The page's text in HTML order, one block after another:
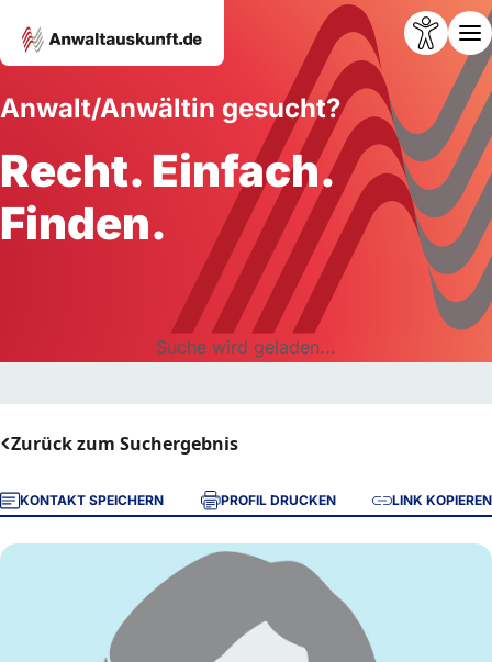
Anwalt/Anwältin gesucht?
Recht. Einfach.
Finden.
Suche wird geladen...
Zurück zum Suchergebnis
KONTAKT SPEICHERN PROFIL DRUCKEN LINK KOPIEREN